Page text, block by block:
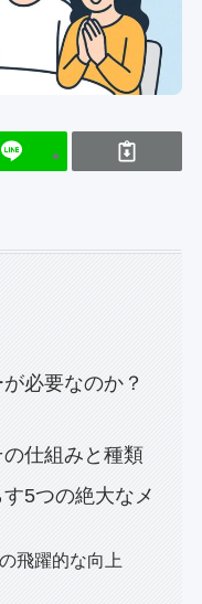
必要なのか？
仕組みと種類
5つの絶大なメ
飛躍的な向上